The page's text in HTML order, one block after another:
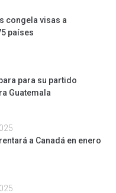
congela visas a
países
para su partido
Guatemala
a Canadá en enero